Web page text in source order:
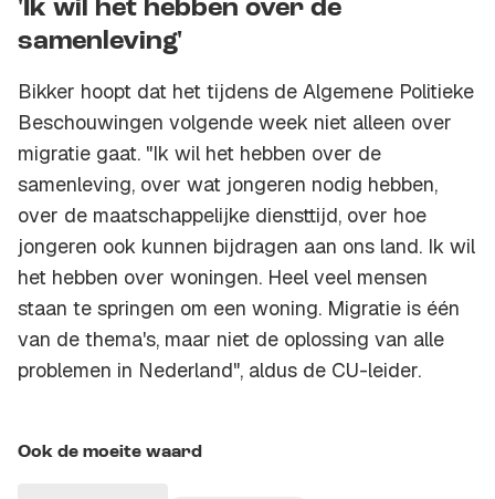
'Ik wil het hebben over de
samenleving'
Bikker hoopt dat het tijdens de Algemene Politieke
Beschouwingen volgende week niet alleen over
migratie gaat. "Ik wil het hebben over de
samenleving, over wat jongeren nodig hebben,
over de maatschappelijke diensttijd, over hoe
jongeren ook kunnen bijdragen aan ons land. Ik wil
het hebben over woningen. Heel veel mensen
staan te springen om een woning. Migratie is één
van de thema's, maar niet de oplossing van alle
problemen in Nederland", aldus de CU-leider.
Ook de moeite waard